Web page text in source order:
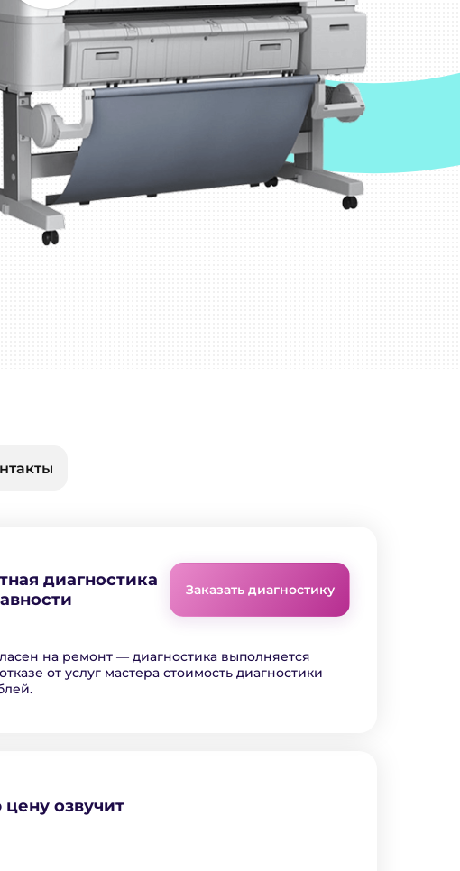
диагностика
Заказать диагностику
на ремонт ― диагностика выполняется
от услуг мастера стоимость диагностики
озвучит